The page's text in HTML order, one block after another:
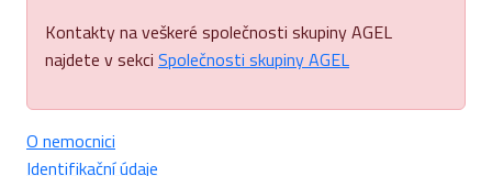
Kontakty na veškeré společnosti skupiny AGEL
najdete v sekci Společnosti skupiny AGEL
O nemocnici
Identifikační údaje